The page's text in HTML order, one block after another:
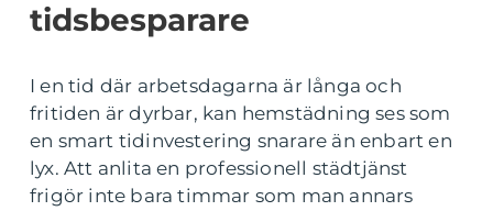
tidsbesparare
I en tid där arbetsdagarna är långa och
fritiden är dyrbar, kan hemstädning ses som
en smart tidinvestering snarare än enbart en
lyx. Att anlita en professionell städtjänst
frigör inte bara timmar som man annars